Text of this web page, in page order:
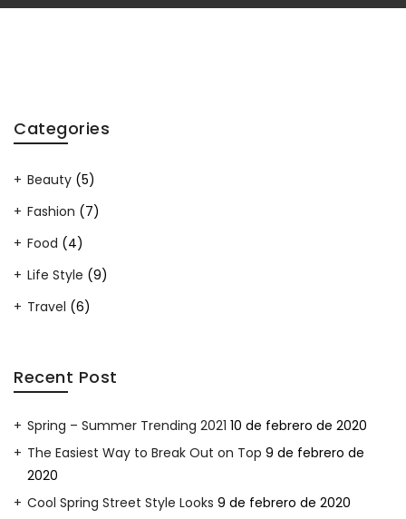
Categories
Beauty (5)
Fashion (7)
Food (4)
Life Style (9)
Travel (6)
Recent Post
Spring – Summer Trending 2021 10 de febrero de 2020
The Easiest Way to Break Out on Top 9 de febrero de
2020
Cool Spring Street Style Looks 9 de febrero de 2020